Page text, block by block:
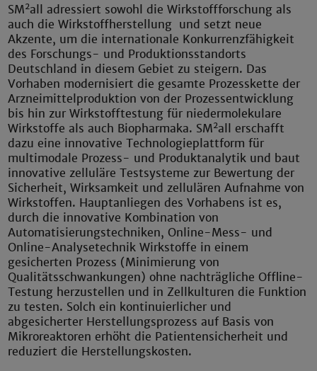
SM2all adressiert sowohl die Wirkstoffforschung als
auch die Wirkstoffherstellung und setzt neue
Akzente, um die internationale Konkurrenzfähigkeit
des Forschungs- und Produktionsstandorts
Deutschland in diesem Gebiet zu steigern. Das
Vorhaben modernisiert die gesamte Prozesskette der
Arzneimittelproduktion von der Prozessentwicklung
bis hin zur Wirkstofftestung für niedermolekulare
Wirkstoffe als auch Biopharmaka. SM2all erschafft
dazu eine innovative Technologieplattform für
multimodale Prozess- und Produktanalytik und baut
innovative zelluläre Testsysteme zur Bewertung der
Sicherheit, Wirksamkeit und zellulären Aufnahme von
Wirkstoffen. Hauptanliegen des Vorhabens ist es,
durch die innovative Kombination von
Automatisierungstechniken, Online-Mess- und
Online-Analysetechnik Wirkstoffe in einem
gesicherten Prozess (Minimierung von
Qualitätsschwankungen) ohne nachträgliche Offline-
Testung herzustellen und in Zellkulturen die Funktion
zu testen. Solch ein kontinuierlicher und
abgesicherter Herstellungsprozess auf Basis von
Mikroreaktoren erhöht die Patientensicherheit und
reduziert die Herstellungskosten.